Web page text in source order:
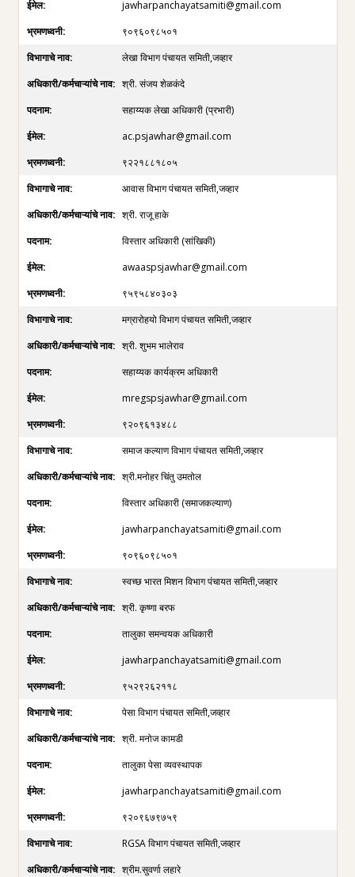
jawharpanchayatsamiti@gmail.com
९०९६०९८५०१
लेखा विभाग पंचायत समिती,जव्हार
श्री. संजय शेळकंदे
सहाय्यक लेखा अधिकारी (प्रभारी)
ac.psjawhar@gmail.com
९२२१८८१८०५
आवास विभाग पंचायत समिती,जव्हार
श्री. राजू हाके
विस्तार अधिकारी (सांखिकी)
awaaspsjawhar@gmail.com
९५९५८४०३०३
मग्रारोहयो विभाग पंचायत समिती,जव्हार
श्री. शुभम भालेराव
सहाय्यक कार्यक्रम अधिकारी
mregspsjawhar@gmail.com
९२०९६१३४८८
समाज कल्याण विभाग पंचायत समिती,जव्हार
श्री.मनोहर चिंतु उमतोल
विस्तार अधिकारी (समाजकल्याण)
jawharpanchayatsamiti@gmail.com
९०९६०९८५०१
स्वच्छ भारत मिशन विभाग पंचायत समिती,जव्हार
श्री. कृष्णा बरफ
तालुका समन्वयक अधिकारी
jawharpanchayatsamiti@gmail.com
९५२९२६२११८
पेसा विभाग पंचायत समिती,जव्हार
श्री. मनोज कामडी
तालुका पेसा व्यवस्थापक
jawharpanchayatsamiti@gmail.com
९२०९६७९७५९
RGSA विभाग पंचायत समिती,जव्हार
श्रीम.सुवर्णा लहारे